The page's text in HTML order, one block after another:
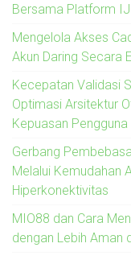
Bersama Platform
Mengelola Akses
Akun Daring Secara
Kecepatan Validasi
Optimasi Arsitektur
Kepuasan
Gerbang
Melalui Kemudahan
Hiperkonektivitas
MIO88 dan Cara
dengan Lebih Aman